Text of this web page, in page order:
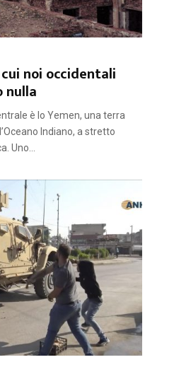
noi occidentali
nulla
è lo Yemen, una terra
Indiano, a stretto
Uno...